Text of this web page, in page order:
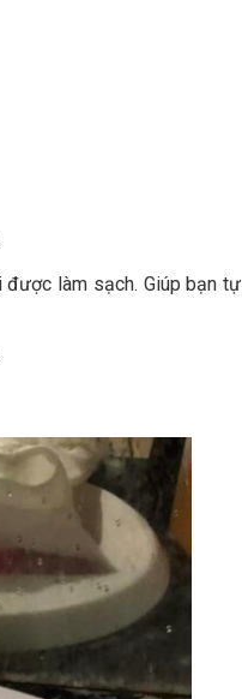
được làm sạch. Giúp bạn tự